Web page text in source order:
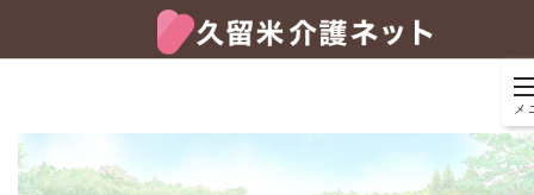
メ